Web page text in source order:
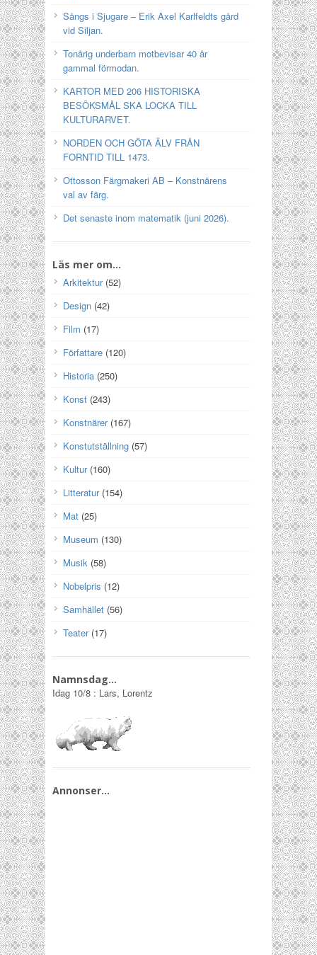
Sångs i Sjugare – Erik Axel Karlfeldts gård
vid Siljan.
Tonårig underbarn motbevisar 40 år
gammal förmodan.
KARTOR MED 206 HISTORISKA
BESÖKSMÅL SKA LOCKA TILL
KULTURARVET.
NORDEN OCH GÖTA ÄLV FRÅN
FORNTID TILL 1473.
Ottosson Färgmakeri AB – Konstnärens
val av färg.
Det senaste inom matematik (juni 2026).
Läs mer om…
Arkitektur(52)
Design (42)
Film (17)
Författare (120)
Historia (250)
Konst (243)
Konstnärer(167)
Konstutställning (57)
Kultur(160)
Litteratur(154)
Mat (25)
Museum (130)
Musik (58)
Nobelpris (12)
Samhället (56)
Teater(17)
Namnsdag…
Idag 10/8 : Lars, Lorentz
Annonser…